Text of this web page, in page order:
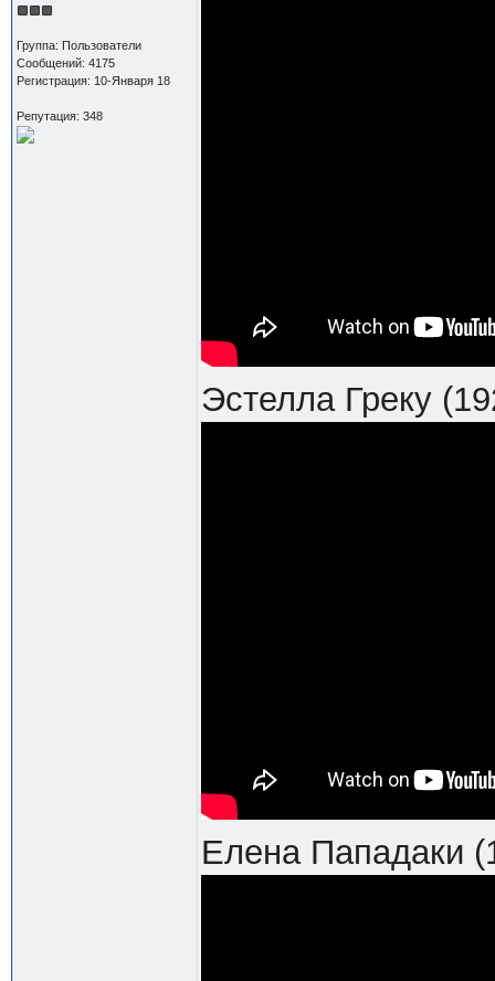
Группа: Пользователи
Сообщений: 4175
Регистрация: 10-Января 18
Репутация: 348
Эстелла Греку
Елена Пападаки